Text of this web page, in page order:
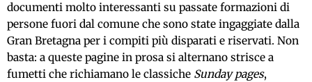
documenti molto interessanti su passate formazioni di
persone fuori dal comune che sono state ingaggiate dalla
Gran Bretagna per i compiti più disparati e riservati. Non
basta: a queste pagine in prosa si alternano strisce a
fumetti che richiamano le classiche Sunday pages,